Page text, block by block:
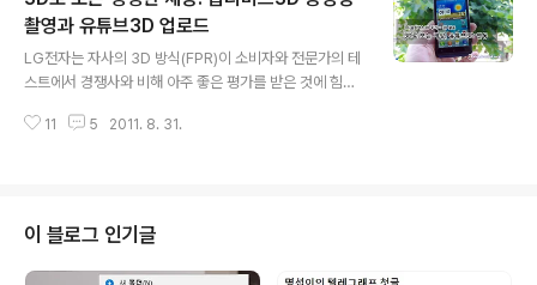
트폰에서 직접 폰 업그레이드'하는 간단한 방법이 있으니
좋은 환경으로 스마트폰을 이용할 수 있도록 관심을 가져
보자. ■ LG 스마트폰의 폰 업그레이드 방법 3가지 옵티머
문하는 방법, PC에 폰을 USB로 연결하여 PC에서 'LGM
촬영과 유튜브3D 업로드
LG전자는 자사의 3D 방식(FPR)이 소비자와 전문가의 테
스트에서 경쟁사와 비해 아주 좋은 평가를 받은 것에 힘을
TV, 이동중에는 옵티머스3D 스마트폰, 업무 및 게임은 3
면 소비자는 제품을 구매할 만한 매력을 느끼지 못한다. 이
렇듯 중요한 컨텐츠를 생산할 수 있는기기가 옵티머스3D
스마트폰이다. 어디서나 3D영상을 촬영할 수 있고, 언제나
11 5 2011. 8. 31.
이 블로그 인기글